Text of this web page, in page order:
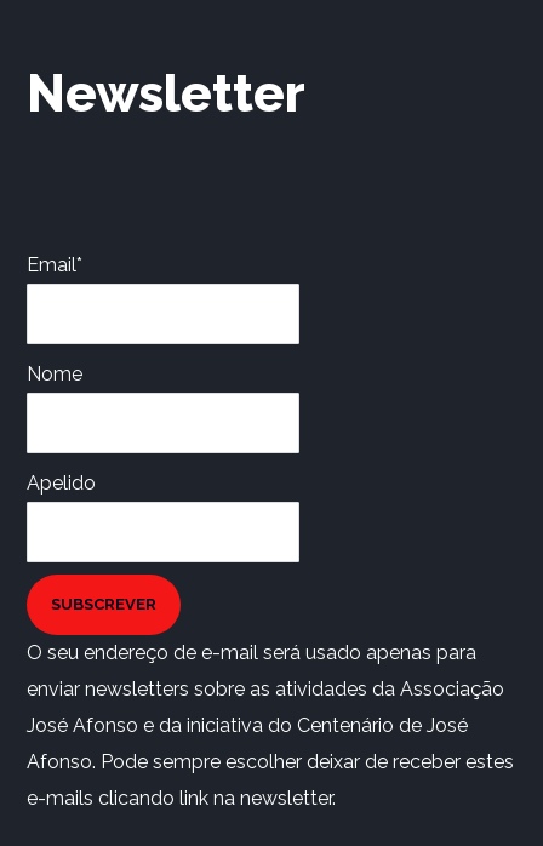
Newsletter
Email*
Nome
Apelido
SUBSCREVER
O seu endereço de e-mail será usado apenas para
enviar newsletters sobre as atividades da Associação
José Afonso e da iniciativa do Centenário de José
Afonso. Pode sempre escolher deixar de receber estes
e-mails clicando link na newsletter.